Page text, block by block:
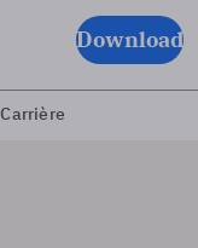
Download
Carrière